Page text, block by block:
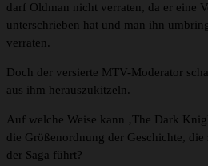
darf Oldman nicht verraten, da er eine
unterschrieben hat und man ihn
verraten.
Doch der versierte MTV-Moderator
aus ihm herauszukitzeln.
Auf welche Weise kann ‚The Dark
die Größenordnung der Geschichte,
der Saga führt?